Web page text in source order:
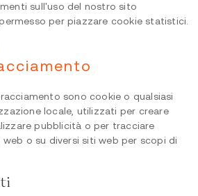
sull'uso del nostro sito
per piazzare cookie statistici.
sono cookie o qualsiasi
locale, utilizzati per creare
pubblicità o per tracciare
o su diversi siti web per scopi di